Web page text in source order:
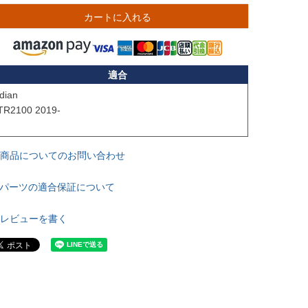
カートに入れる
適合
2019-
商品についてのお問い合わせ
パーツの適合保証について
レビューを書く